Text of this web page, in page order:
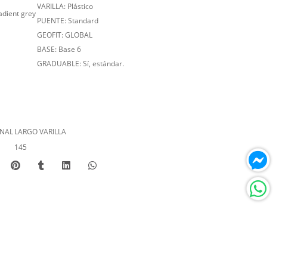
grey
VARILLA: Plástico
PUENTE: Standard
GEOFIT: GLOBAL
BASE: Base 6
GRADUABLE: Sí, estándar.
LARGO VARILLA
145